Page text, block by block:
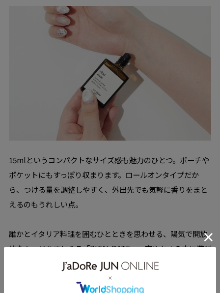
15mlというコンパクトなサイズ感も魅力のひとつ。ポーチや
ポケットにもすっぽり収まります。ロールオンタイプだか
ら、つける量を調整しやすく、外出先でも気軽に香りをまと
えるのもうれしい点。
誰かとイタリア料理を囲むひとときを思わせる、陽気で開放
的なムードをまとえる「RITAL DATE」。爽やかさの中に遊び
心がのぞく一本が、夏のお出かけをもっと楽しくしてくれる